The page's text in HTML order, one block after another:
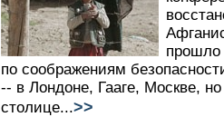
прошло
по соображениям
-- в Лондоне, Гааге, Москве,
столице...>>